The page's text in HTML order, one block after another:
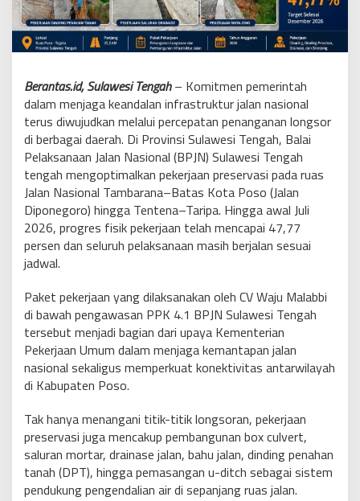
Berantas.id, Sulawesi Tengah– Komitmen pemerintah
dalam menjaga keandalan infrastruktur jalan nasional
terus diwujudkan melalui percepatan penanganan longsor
di berbagai daerah. Di Provinsi Sulawesi Tengah, Balai
Pelaksanaan Jalan Nasional (BPJN) Sulawesi Tengah
tengah mengoptimalkan pekerjaan preservasi pada ruas
Jalan Nasional Tambarana–Batas Kota Poso (Jalan
Diponegoro) hingga Tentena–Taripa. Hingga awal Juli
2026, progres fisik pekerjaan telah mencapai 47,77
persen dan seluruh pelaksanaan masih berjalan sesuai
jadwal.
Paket pekerjaan yang dilaksanakan oleh CV Waju Malabbi
di bawah pengawasan PPK 4.1 BPJN Sulawesi Tengah
tersebut menjadi bagian dari upaya Kementerian
Pekerjaan Umum dalam menjaga kemantapan jalan
nasional sekaligus memperkuat konektivitas antarwilayah
di Kabupaten Poso.
Tak hanya menangani titik-titik longsoran, pekerjaan
preservasi juga mencakup pembangunan box culvert,
saluran mortar, drainase jalan, bahu jalan, dinding penahan
tanah (DPT), hingga pemasangan u-ditch sebagai sistem
pendukung pengendalian air di sepanjang ruas jalan.